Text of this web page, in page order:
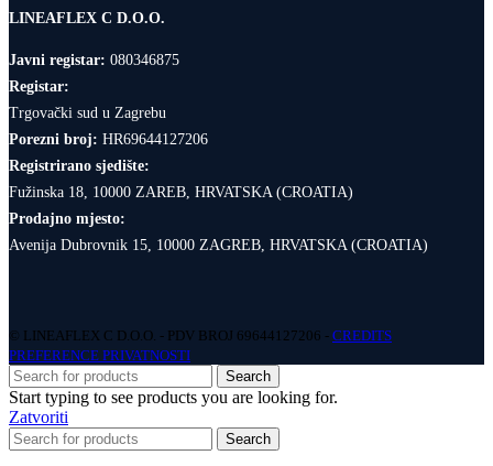
LINEAFLEX C D.O.O.
Javni registar: 080346875
Registar:
Trgovački sud u Zagrebu
Porezni broj: HR69644127206
Registrirano sjedište:
Fužinska 18, 10000 ZAREB, HRVATSKA (CROATIA)
Prodajno mjesto:
Avenija Dubrovnik 15, 10000 ZAGREB, HRVATSKA (CROATIA)
© LINEAFLEX C D.O.O. - PDV BROJ 69644127206 - CREDITS
PREFERENCE PRIVATNOSTI
Search
Start typing to see products you are looking for.
Zatvoriti
Search